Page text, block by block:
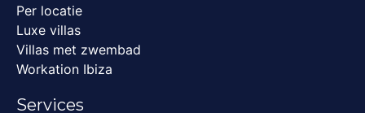
Per locatie
Luxe villas
Villas met zwembad
Workation Ibiza
Services